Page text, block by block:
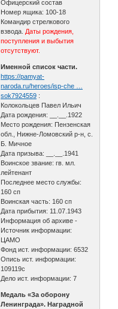
Офицерский состав
Номер ящика: 100-18
Командир стрелкового
взвода. Даты рождения,
поступления и выбытия
отсутствуют.
Именной список части.
https://pamyat-
naroda.ru/heroes/isp-che …
sok7924559 :
Колокольцев Павел Ильич
Дата рождения: __.__.1922
Место рождения: Пензенская
обл., Нижне-Ломовский р-н, с.
Б. Мичное
Дата призыва: __.__.1941
Воинское звание: гв. мл.
лейтенант
Последнее место службы:
160 сп
Воинская часть: 160 сп
Дата прибытия: 11.07.1943
Информация об архиве -
Источник информации:
ЦАМО
Фонд ист. информации: 6532
Опись ист. информации:
109119с
Дело ист. информации: 7
Медаль «За оборону
Ленинграда». Наградной